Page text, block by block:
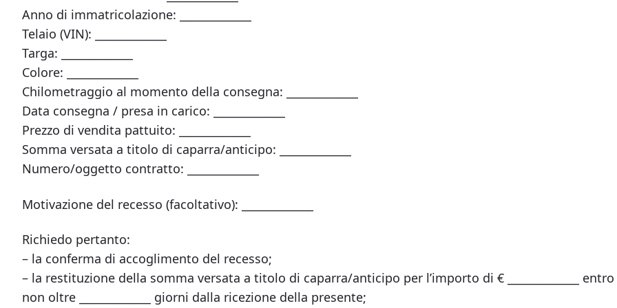
Anno di immatricolazione: _____________
Telaio (VIN): _____________
Targa: _____________
Colore: _____________
Chilometraggio al momento della consegna: _____________
Data consegna / presa in carico: _____________
Prezzo di vendita pattuito: _____________
Somma versata a titolo di caparra/anticipo: _____________
Numero/oggetto contratto: _____________
Motivazione del recesso (facoltativo): _____________
Richiedo pertanto:
– la conferma di accoglimento del recesso;
– la restituzione della somma versata a titolo di caparra/anticipo per l’importo di € _____________ entro
non oltre _____________ giorni dalla ricezione della presente;